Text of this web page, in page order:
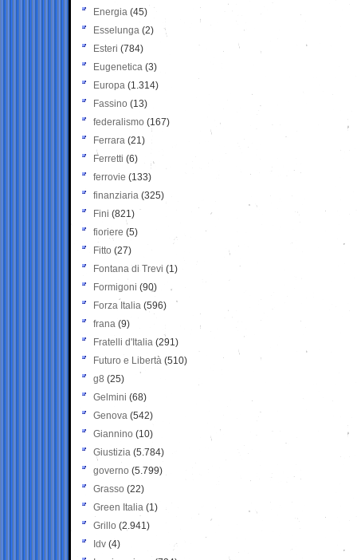
Energia (45)
Esselunga (2)
Esteri (784)
Eugenetica (3)
Europa (1.314)
Fassino (13)
federalismo (167)
Ferrara (21)
Ferretti (6)
ferrovie (133)
finanziaria (325)
Fini (821)
fioriere (5)
Fitto (27)
Fontana di Trevi (1)
Formigoni (90)
Forza Italia (596)
frana (9)
Fratelli d'Italia (291)
Futuro e Libertà (510)
g8 (25)
Gelmini (68)
Genova (542)
Giannino (10)
Giustizia (5.784)
governo (5.799)
Grasso (22)
Green Italia (1)
Grillo (2.941)
Idv (4)